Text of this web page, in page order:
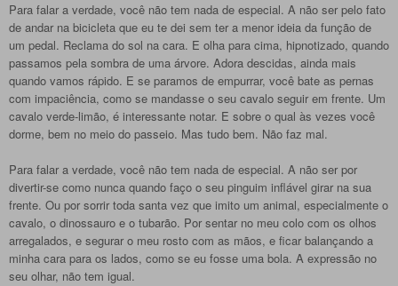
Para falar a verdade, você não tem nada de especial. A não ser pelo fato
de andar na bicicleta que eu te dei sem ter a menor ideia da função de
um pedal. Reclama do sol na cara. E olha para cima, hipnotizado, quando
passamos pela sombra de uma árvore. Adora descidas, ainda mais
quando vamos rápido. E se paramos de empurrar, você bate as pernas
com impaciência, como se mandasse o seu cavalo seguir em frente. Um
cavalo verde-limão, é interessante notar. E sobre o qual às vezes você
dorme, bem no meio do passeio. Mas tudo bem. Não faz mal.
Para falar a verdade, você não tem nada de especial. A não ser por
divertir-se como nunca quando faço o seu pinguim inflável girar na sua
frente. Ou por sorrir toda santa vez que imito um animal, especialmente o
cavalo, o dinossauro e o tubarão. Por sentar no meu colo com os olhos
arregalados, e segurar o meu rosto com as mãos, e ficar balançando a
minha cara para os lados, como se eu fosse uma bola. A expressão no
seu olhar, não tem igual.